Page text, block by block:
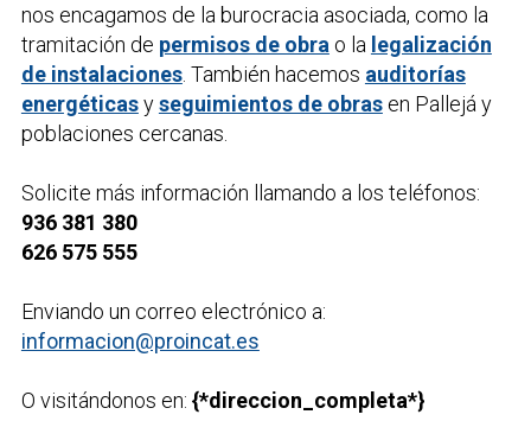
nos encagamos de la burocracia asociada, como la
tramitación de permisos de obra o la legalización
de instalaciones. También hacemos auditorías
energéticasyseguimientos de obrasen Pallejá y
poblaciones cercanas.
Solicite más información llamando a los teléfonos:
936 381 380
626 575 555
Enviando un correo electrónico a:
informacion@proincat.es
O visitándonos en: {*direccion_completa*}